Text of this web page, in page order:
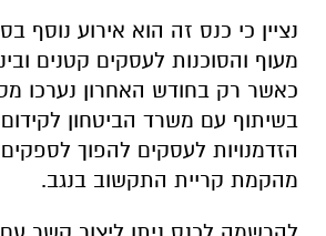
הזדמנויות לעסקים להפוך
מהקמת קריית התקשוב בנגב.
להרשמה לכנס ניתן ליצור קשר עם
שבע בטלפון: 076-8844866 או במייל:
sheva@4.maof.co.il